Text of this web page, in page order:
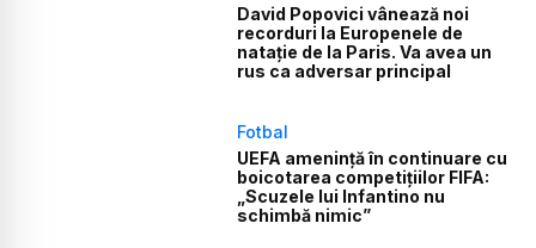
David Popovici vânează noi
recorduri la Europenele de
natație de la Paris. Va avea un
rus ca adversar principal
Fotbal
UEFA amenință în continuare cu
boicotarea competițiilor FIFA:
„Scuzele lui Infantino nu
schimbă nimic”